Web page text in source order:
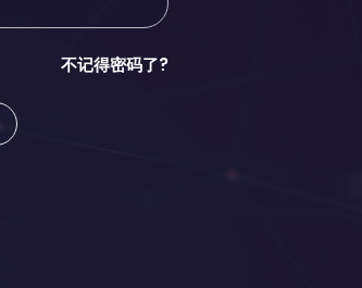
不记得密码了?